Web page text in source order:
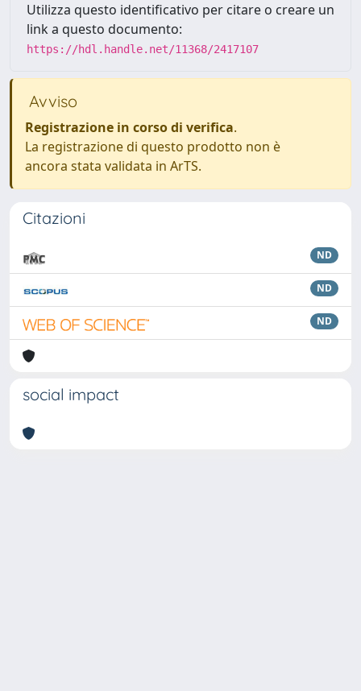
Utilizza questo identificativo per citare o creare un
link a questo documento:
https://hdl.handle.net/11368/2417107
Avviso
Registrazione in corso di verifica.
La registrazione di questo prodotto non è
ancora stata validata in ArTS.
Citazioni
ND
ND
ND
social impact